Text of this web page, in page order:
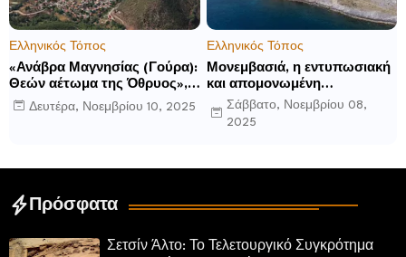
Ελληνικός Τόπος
«Ανάβρα Μαγνησίας (Γούρα):
Θεών αέτωμα της Όθρυος»,
γράφει ο Δημήτρης Β.
Καρέλης
Δευτέρα, Νοεμβρίου 10, 2025
Ελληνικός Τόπος
Μονεμβασιά, η εντυπωσιακή
και απομονωμένη
οχυρωμένη πόλη που
ιδρύθηκε από τους
Σάββατο, Νοεμβρίου 08,
2025
Πρόσφατα
Σετσίν Άλτο: Το Τελετουργικό Συγκρότημα